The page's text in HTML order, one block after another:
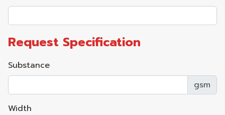
Request Specification
Substance
gsm
Width